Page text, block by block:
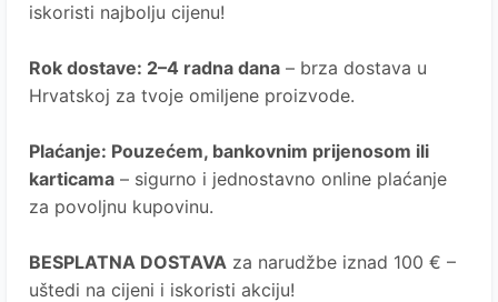
iskoristi najbolju cijenu!
Rok dostave: 2–4 radna dana – brza dostava u
Hrvatskoj za tvoje omiljene proizvode.
Plaćanje: Pouzećem, bankovnim prijenosom ili
karticama – sigurno i jednostavno online plaćanje
za povoljnu kupovinu.
BESPLATNA DOSTAVA za narudžbe iznad 100 € –
uštedi na cijeni i iskoristi akciju!